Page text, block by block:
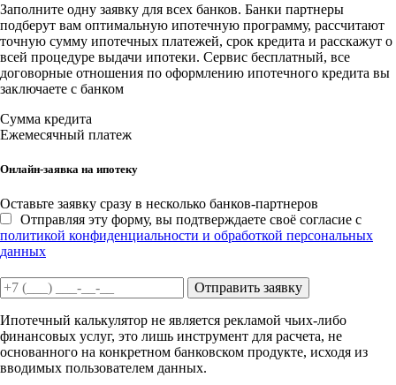
Заполните одну заявку для всех банков. Банки партнеры
подберут вам оптимальную ипотечную программу, рассчитают
точную сумму ипотечных платежей, срок кредита и расскажут о
всей процедуре выдачи ипотеки. Сервис бесплатный, все
договорные отношения по оформлению ипотечного кредита вы
заключаете с банком
Сумма кредита
Ежемесячный платеж
Онлайн-заявка на ипотеку
Оставьте заявку сразу в несколько банков-партнеров
Отправляя эту форму, вы подтверждаете своё согласие с
политикой конфиденциальности и обработкой персональных
данных
Отправить заявку
Ипотечный калькулятор не является рекламой чьих-либо
финансовых услуг, это лишь инструмент для расчета, не
основанного на конкретном банковском продукте, исходя из
вводимых пользователем данных.